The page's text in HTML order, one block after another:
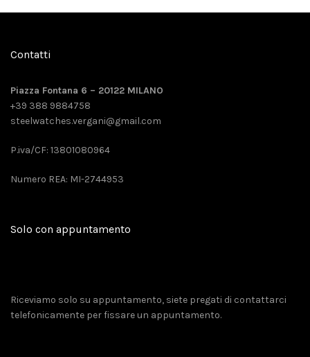
Contatti
Piazza Fontana 6 – 20122 MILANO
+39 388 9884758
steelwatches.vergani@gmail.com
P.iva/CF: 13801080964
Numero REA: MI-2744953
Solo con appuntamento
Riceviamo solo su appuntamento, siete pregati di contattarci
telefonicamente per fissare un appuntamento.